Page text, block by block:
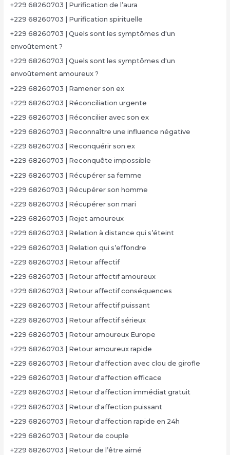
+229 68260703 | Purification de l’aura
+229 68260703 | Purification spirituelle
+229 68260703 | Quels sont les symptômes d'un
envoûtement ?
+229 68260703 | Quels sont les symptômes d'un
envoûtement amoureux ?
+229 68260703 | Ramener son ex
+229 68260703 | Réconciliation urgente
+229 68260703 | Réconcilier avec son ex
+229 68260703 | Reconnaître une influence négative
+229 68260703 | Reconquérir son ex
+229 68260703 | Reconquête impossible
+229 68260703 | Récupérer sa femme
+229 68260703 | Récupérer son homme
+229 68260703 | Récupérer son mari
+229 68260703 | Rejet amoureux
+229 68260703 | Relation à distance qui s’éteint
+229 68260703 | Relation qui s’effondre
+229 68260703 | Retour affectif
+229 68260703 | Retour affectif amoureux
+229 68260703 | Retour affectif conséquences
+229 68260703 | Retour affectif puissant
+229 68260703 | Retour affectif sérieux
+229 68260703 | Retour amoureux Europe
+229 68260703 | Retour amoureux rapide
+229 68260703 | Retour d'affection avec clou de girofle
+229 68260703 | Retour d'affection efficace
+229 68260703 | Retour d'affection immédiat gratuit
+229 68260703 | Retour d'affection puissant
+229 68260703 | Retour d'affection rapide en 24h
+229 68260703 | Retour de couple
+229 68260703 | Retour de l’être aimé